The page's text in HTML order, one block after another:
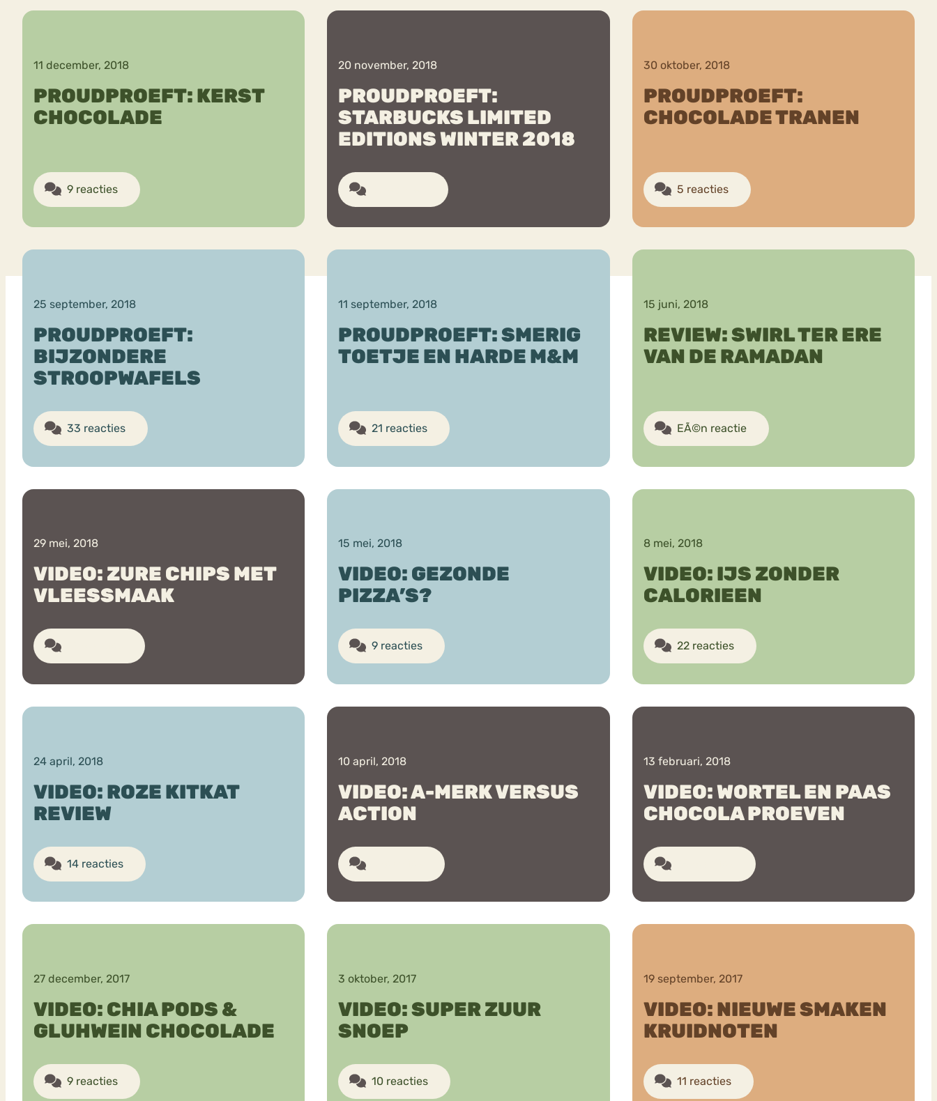
11 december, 2018
PROUDPROEFT: KERST
CHOCOLADE
9 reacties
20 november, 2018
PROUDPROEFT:
STARBUCKS LIMITED
EDITIONS WINTER 2018
30 oktober, 2018
PROUDPROEFT:
CHOCOLADE TRANEN
5 reacties
25 september, 2018
PROUDPROEFT:
BIJZONDERE
STROOPWAFELS
33 reacties
11 september, 2018
PROUDPROEFT: SMERIG
TOETJE EN HARDE M&M
21 reacties
15 juni, 2018
REVIEW: SWIRL TER ERE
VAN DE RAMADAN
EÃ©n reactie
29 mei, 2018
VIDEO: ZURE CHIPS MET
VLEESSMAAK
15 mei, 2018
VIDEO: GEZONDE
PIZZA’S?
9 reacties
8 mei, 2018
VIDEO: IJS ZONDER
CALORIEEN
22 reacties
24 april, 2018
VIDEO: ROZE KITKAT
REVIEW
14 reacties
10 april, 2018
VIDEO: A-MERK VERSUS
ACTION
13 februari, 2018
VIDEO: WORTEL EN PAAS
CHOCOLA PROEVEN
27 december, 2017
VIDEO: CHIA PODS &
GLUHWEIN CHOCOLADE
9 reacties
3 oktober, 2017
VIDEO: SUPER ZUUR
SNOEP
10 reacties
19 september, 2017
VIDEO: NIEUWE SMAKEN
KRUIDNOTEN
11 reacties
VEEL GEZOCHTE TERMEN
Boulimia Nervosa Anorexia Nervosa Eetbuien Piekeren Sport
Trauma